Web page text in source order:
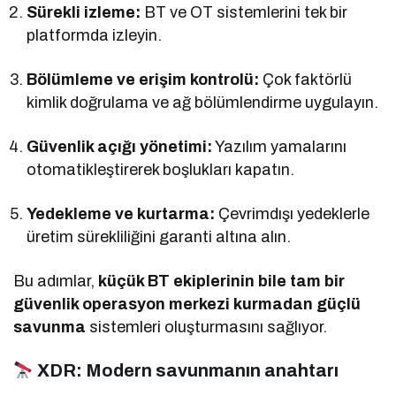
Sürekli izleme: BT ve OT sistemlerini tek bir
platformda izleyin.
Bölümleme ve erişim kontrolü: Çok faktörlü
kimlik doğrulama ve ağ bölümlendirme uygulayın.
Güvenlik açığı yönetimi: Yazılım yamalarını
otomatikleştirerek boşlukları kapatın.
Yedekleme ve kurtarma: Çevrimdışı yedeklerle
üretim sürekliliğini garanti altına alın.
Bu adımlar, küçük BT ekiplerinin bile tam bir
güvenlik operasyon merkezi kurmadan güçlü
savunma sistemleri oluşturmasını sağlıyor.
XDR: Modern savunmanın anahtarı